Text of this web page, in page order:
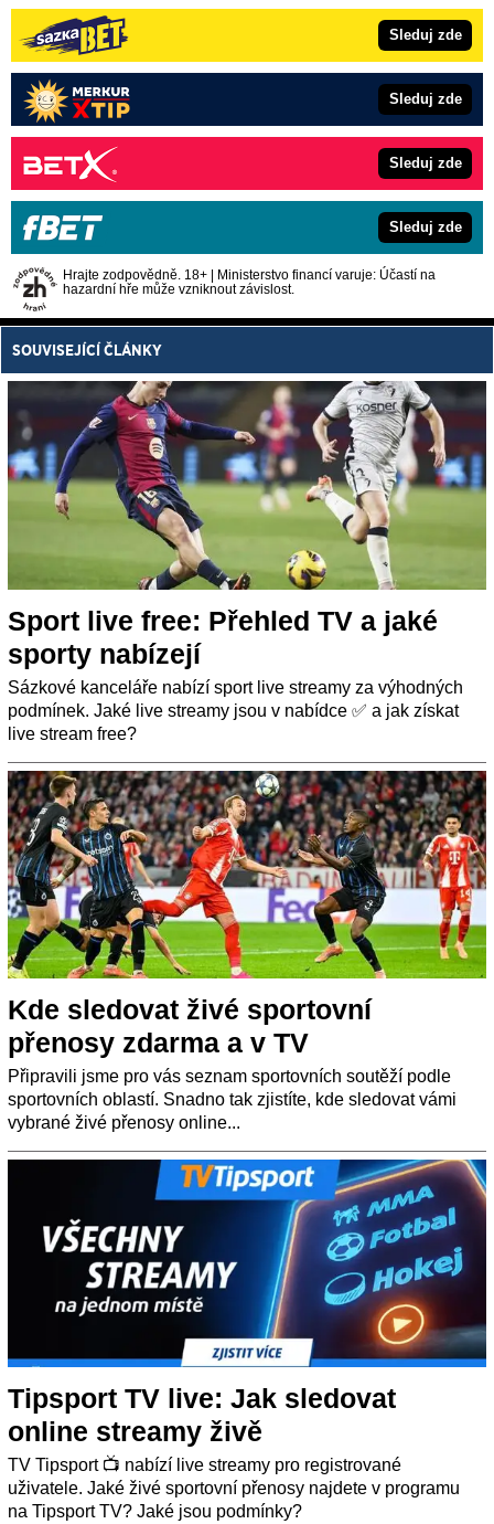
Sleduj zde
Sleduj zde
Sleduj zde
Sleduj zde
Hrajte zodpovědně. 18+ | Ministerstvo financí varuje: Účastí na
hazardní hře může vzniknout závislost.
SOUVISEJÍCÍ ČLÁNKY
Sport live free: Přehled TV a jaké
sporty nabízejí
Sázkové kanceláře nabízí sport live streamy za výhodných
podmínek. Jaké live streamy jsou v nabídce ✅ a jak získat
live stream free?
Kde sledovat živé sportovní
přenosy zdarma a v TV
Připravili jsme pro vás seznam sportovních soutěží podle
sportovních oblastí. Snadno tak zjistíte, kde sledovat vámi
vybrané živé přenosy online...
Tipsport TV live: Jak sledovat
online streamy živě
TV Tipsport 📺 nabízí live streamy pro registrované
uživatele. Jaké živé sportovní přenosy najdete v programu
na Tipsport TV? Jaké jsou podmínky?